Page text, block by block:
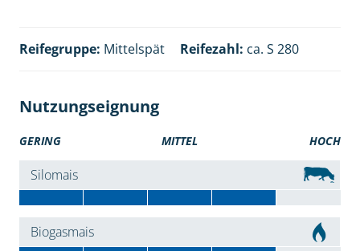
Reifegruppe: Mittelspät Reifezahl: ca. S 280
Nutzungseignung
GERING MITTEL HOCH
Silomais
Biogasmais